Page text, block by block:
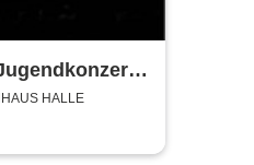
und Orchester
HALLE